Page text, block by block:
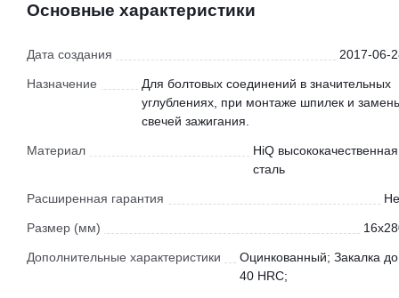
Основные характеристики
Дата создания 2017-06-
Назначение
Для болтовых соединений в значительных
углублениях, при монтаже шпилек и
свечей зажигания.
Материал
HiQ высококачественная
сталь
Расширенная гарантия
Размер (мм)
Дополнительные характеристики
Оцинкованный; Закалка до
40 HRC;